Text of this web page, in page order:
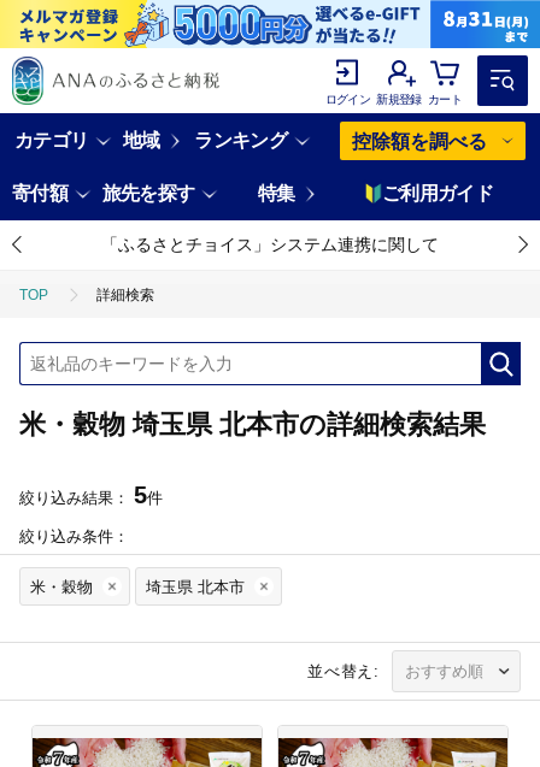
ログイン 新規登録 カート
カテゴリ 地域 ランキング 控除額を調べる
寄付額 旅先を探す 特集 ご利用ガイド
「ふるさとチョイス」システム連携に関して
TOP 詳細検索
米・穀物 埼玉県 北本市の詳細検索結果
絞り込み結果： 5件
絞り込み条件：
米・穀物 埼玉県 北本市
並べ替え: